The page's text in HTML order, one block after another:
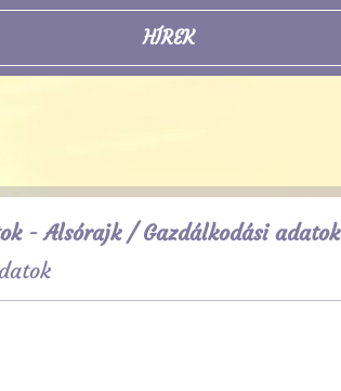
HÍREK
- Alsórajk/ Gazdálkodási adatok